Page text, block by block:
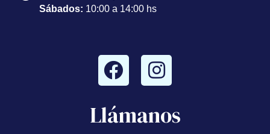
Sábados: 10:00 a 14:00 hs
Llámanos